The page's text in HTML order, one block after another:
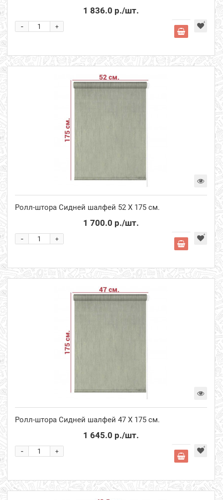
1 836.0 р./шт.
+
-
Ролл-штора Сидней шалфей 52 Х 175 см.
1 700.0 р./шт.
+
-
Ролл-штора Сидней шалфей 47 Х 175 см.
1 645.0 р./шт.
+
-